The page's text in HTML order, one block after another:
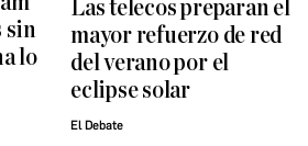
sin
lo
Las telecos preparan el
mayor refuerzo de red
del verano por el
eclipse solar
El Debate